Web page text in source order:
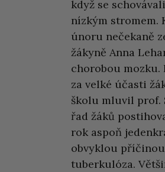
když se
nízkým stromem.
únoru nečekaně
žákyně Anna
chorobou mozku.
za velké účasti
školu mluvil prof.
řad žáků
rok aspoň
obvyklou
tuberkulóza.